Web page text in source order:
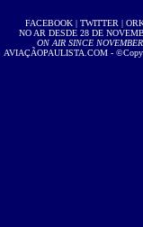
FACEBOOK| TWITTER |
NO AR DESDE 28 DE
ON AIR SINCE
AVIAÇÃOPAULISTA.COM -